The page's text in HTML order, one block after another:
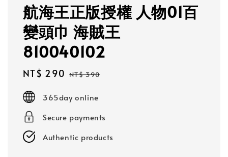
航海王正版授權 人物01百
變頭巾 海賊王
810040102
Sale
NT$ 290 Regular
NT$ 390
365day online
Secure payments
Authentic products